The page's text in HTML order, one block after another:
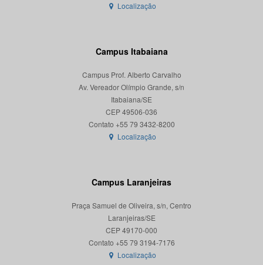
Localização
Campus Itabaiana
Campus Prof. Alberto Carvalho
Av. Vereador Olímpio Grande, s/n
Itabaiana/SE
CEP 49506-036
Localização
Campus Laranjeiras
Praça Samuel de Oliveira, s/n, Centro
Laranjeiras/SE
CEP 49170-000
Localização